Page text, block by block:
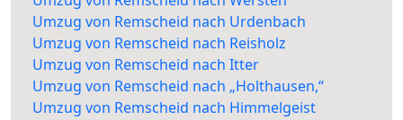
Umzug von Remscheid nach Urdenbach
Umzug von Remscheid nach Reisholz
Umzug von Remscheid nach Itter
Umzug von Remscheid nach „Holthausen,“
Umzug von Remscheid nach Himmelgeist